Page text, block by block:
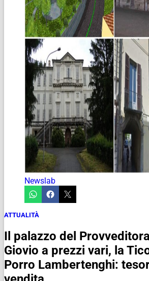
Newslab
ATTUALITÀ
Il palazzo del
Giovio a prezzi vari, la
Porro Lambertenghi: